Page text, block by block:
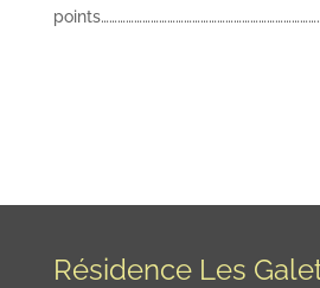
Résidence Les